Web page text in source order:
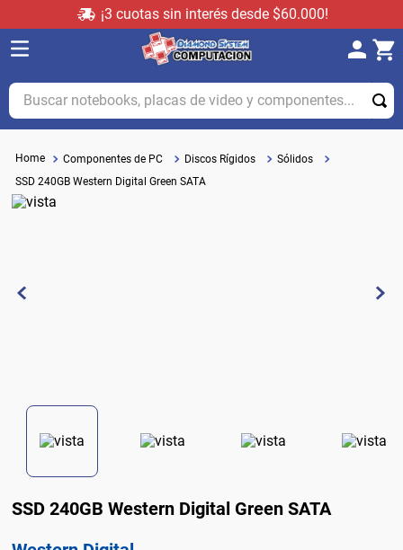
¡3 cuotas sin interés desde $60.000!
Buscar notebooks, placas de video y componentes...
Componentes de PC Discos Rígidos
Sólidos
SSD 240GB Western Digital Green SATA
SSD 240GB Western Digital Green SATA